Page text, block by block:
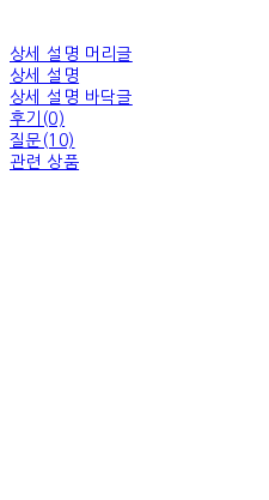
상세 설명 머리글
상세 설명
상세 설명 바닥글
후기(0)
질문(10)
관련 상품